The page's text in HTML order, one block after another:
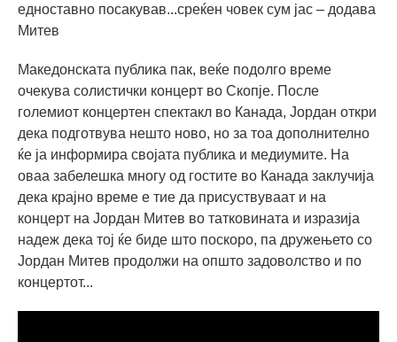
едноставно посакував...среќен човек сум јас – додава
Митев
Македонската публика пак, веќе подолго време
очекува солистички концерт во Скопје. После
големиот концертен спектакл во Канада, Јордан откри
дека подготвува нешто ново, но за тоа дополнително
ќе ја информира својата публика и медиумите. На
оваа забелешка многу од гостите во Канада заклучија
дека крајно време е тие да присуствуваат и на
концерт на Јордан Митев во татковината и изразија
надеж дека тој ќе биде што поскоро, па дружењето со
Јордан Митев продолжи на општо задоволство и по
концертот...